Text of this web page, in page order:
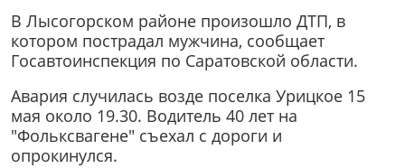
В Лысогорском районе произошло ДТП, в
котором пострадал мужчина, сообщает
Госавтоинспекция по Саратовской области.
Авария случилась возде поселка Урицкое 15
мая около 19.30. Водитель 40 лет на
"Фольксвагене" съехал с дороги и
опрокинулся.